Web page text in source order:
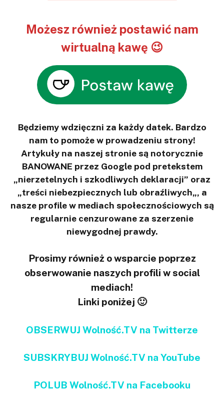
Możesz również postawić nam
wirtualną kawę 😉
Będziemy wdzięczni za każdy datek. Bardzo
nam to pomoże w prowadzeniu strony!
Artykuły na naszej stronie są notorycznie
BANOWANE przez Google pod pretekstem
„nierzetelnych i szkodliwych deklaracji” oraz
„treści niebezpiecznych lub obraźliwych„, a
nasze profile w mediach społecznościowych są
regularnie cenzurowane za szerzenie
niewygodnej prawdy.
Prosimy również o wsparcie poprzez
obserwowanie naszych profili w social
mediach!
Linki poniżej 🙂
OBSERWUJ Wolność.TV na Twitterze
SUBSKRYBUJ Wolność.TV na YouTube
POLUB Wolność.TV na Facebooku